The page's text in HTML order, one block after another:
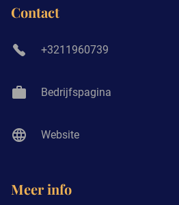
Contact
+3211960739
Bedrijfspagina
Website
Meer info